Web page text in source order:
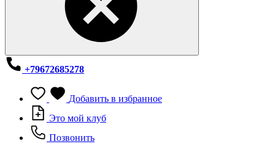
+79672685278
Добавить в избранное
Это мой клуб
Позвонить